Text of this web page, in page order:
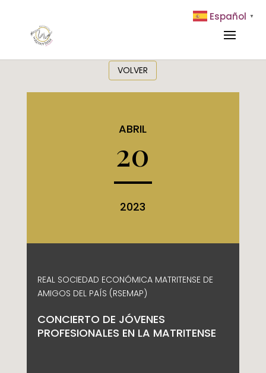
VOLVER
ABRIL
20
2023
REAL SOCIEDAD ECONÓMICA MATRITENSE DE
AMIGOS DEL PAÍS (RSEMAP)
CONCIERTO DE JÓVENES
PROFESIONALES EN LA MATRITENSE
Español ▼